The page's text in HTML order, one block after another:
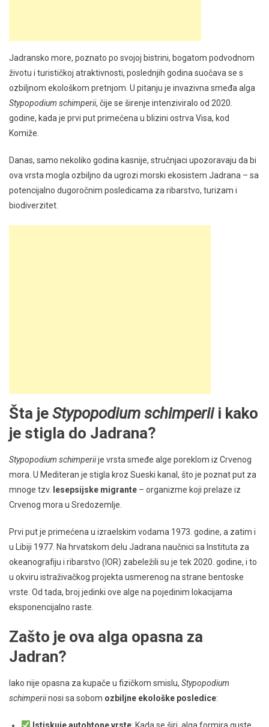
Jadransko more, poznato po svojoj bistrini, bogatom podvodnom
životu i turističkoj atraktivnosti, poslednjih godina suočava se s
ozbiljnom ekološkom pretnjom. U pitanju je invazivna smeđa alga
Stypopodium schimperii, čije se širenje intenziviralo od 2020.
godine, kada je prvi put primećena u blizini ostrva Visa, kod
Komiže.
Danas, samo nekoliko godina kasnije, stručnjaci upozoravaju da bi
ova vrsta mogla ozbiljno da ugrozi morski ekosistem Jadrana – sa
potencijalno dugoročnim posledicama za ribarstvo, turizam i
biodiverzitet.
Šta je Stypopodium schimperiii kako
je stigla do Jadrana?
Stypopodium schimperiije vrsta smeđe alge poreklom iz Crvenog
mora. U Mediteran je stigla kroz Sueski kanal, što je poznat put za
mnoge tzv. lesepsijske migrante – organizme koji prelaze iz
Crvenog mora u Sredozemlje.
Prvi put je primećena u izraelskim vodama 1973. godine, a zatim i
u Libiji 1977. Na hrvatskom delu Jadrana naučnici sa Instituta za
okeanografiju i ribarstvo (IOR) zabeležili su je tek 2020. godine, i to
u okviru istraživačkog projekta usmerenog na strane bentoske
vrste. Od tada, broj jedinki ove alge na pojedinim lokacijama
eksponencijalno raste.
Zašto je ova alga opasna za
Jadran?
Iako nije opasna za kupače u fizičkom smislu, Stypopodium
schimperiinosi sa sobom ozbiljne ekološke posledice:
Istiskuje autohtone vrste: Kada se širi, alga formira guste